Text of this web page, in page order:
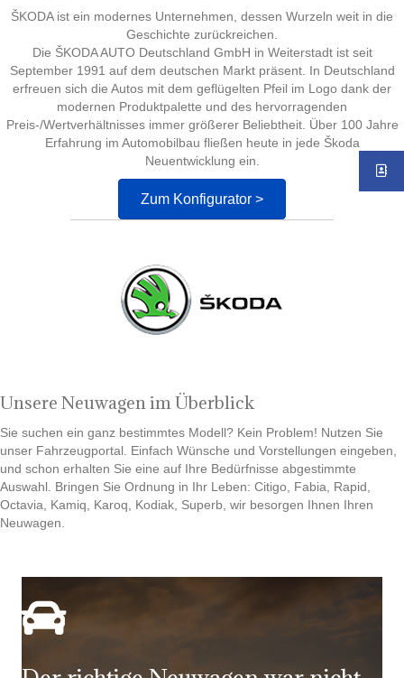
ŠKODA ist ein modernes Unternehmen, dessen Wurzeln weit in die
Geschichte zurückreichen.
Die ŠKODA AUTO Deutschland GmbH in Weiterstadt ist seit
September 1991 auf dem deutschen Markt präsent. In Deutschland
erfreuen sich die Autos mit dem geflügelten Pfeil im Logo dank der
modernen Produktpalette und des hervorragenden
Preis-/Wertverhältnisses immer größerer Beliebtheit. Über 100 Jahre
Erfahrung im Automobilbau fließen heute in jede Škoda
Neuentwicklung ein.
Zum Konfigurator >
Unsere Neuwagen im Überblick
Sie suchen ein ganz bestimmtes Modell? Kein Problem! Nutzen Sie
unser Fahrzeugportal. Einfach Wünsche und Vorstellungen eingeben,
und schon erhalten Sie eine auf Ihre Bedürfnisse abgestimmte
Auswahl. Bringen Sie Ordnung in Ihr Leben: Citigo, Fabia, Rapid,
Octavia, Kamiq, Karoq, Kodiak, Superb, wir besorgen Ihnen Ihren
Neuwagen.